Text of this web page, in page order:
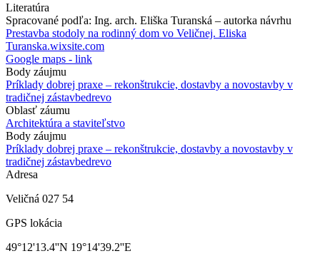
Literatúra
Spracované podľa: Ing. arch. Eliška Turanská – autorka návrhu
Prestavba stodoly na rodinný dom vo Veličnej. Eliska
Turanska.wixsite.com
Google maps - link
Body záujmu
Príklady dobrej praxe – rekonštrukcie, dostavby a novostavby v
tradičnej zástavbedrevo
Oblasť záumu
Architektúra a staviteľstvo
Body záujmu
Príklady dobrej praxe – rekonštrukcie, dostavby a novostavby v
tradičnej zástavbedrevo
Adresa
Veličná 027 54
GPS lokácia
49°12'13.4''N 19°14'39.2''E